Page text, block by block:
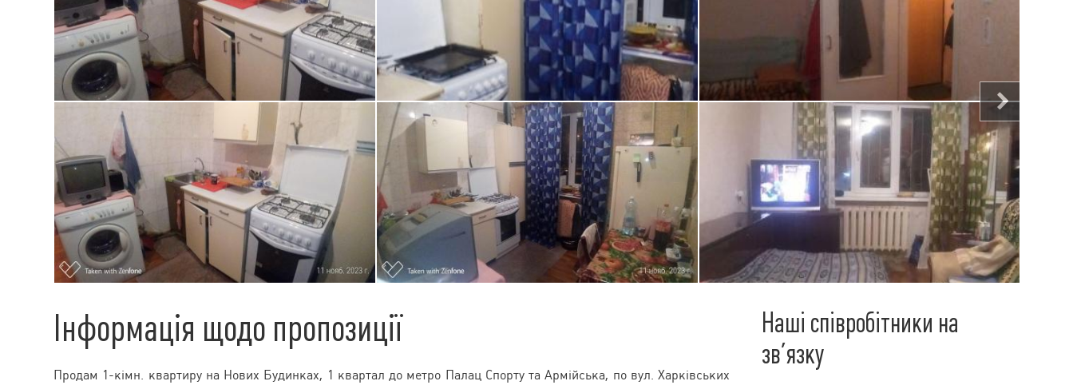
Інформація щодо пропозиції
Продам 1-кімн. квартиру на Нових Будинках, 1 квартал до метро Палац Спорту та Армійська, по вул. Харківських
Наші співробітники на
зв’язку